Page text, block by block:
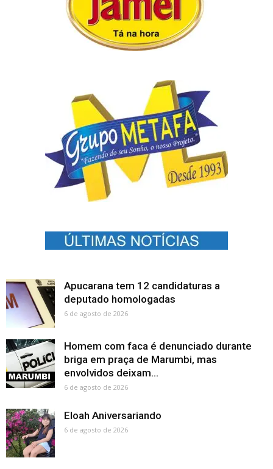
Apucarana tem 12 candidaturas a
deputado homologadas
6 de agosto de 2026
Homem com faca é denunciado durante
briga em praça de Marumbi, mas
envolvidos deixam...
6 de agosto de 2026
Eloah Aniversariando
6 de agosto de 2026